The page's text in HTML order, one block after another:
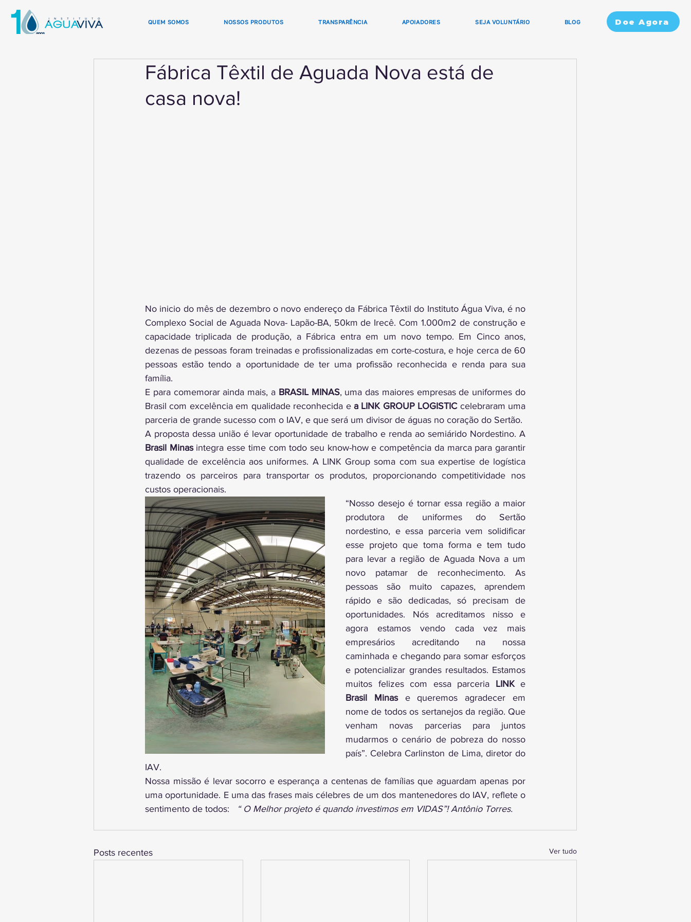
QUEM SOMOS NOSSOS PRODUTOS TRANSPARÊNCIA APOIADORES SEJA VOLUNTÁRIO BLOG Doe Agora
Fábrica Têxtil de Aguada Nova está de
casa nova!
No inicio do mês de dezembro o novo endereço da Fábrica Têxtil do Instituto Água Viva, é no
Complexo Social de Aguada Nova- Lapão-BA, 50km de Irecê. Com 1.000m2 de construção e
capacidade triplicada de produção, a Fábrica entra em um novo tempo. Em Cinco anos,
dezenas de pessoas foram treinadas e profissionalizadas em corte-costura, e hoje cerca de 60
pessoas estão tendo a oportunidade de ter uma profissão reconhecida e renda para sua
família.
E para comemorar ainda mais, a BRASIL MINAS, uma das maiores empresas de uniformes do
Brasil com excelência em qualidade reconhecida e a LINK GROUP LOGISTIC celebraram uma
parceria de grande sucesso com o IAV, e que será um divisor de águas no coração do Sertão.
Brasil Minas integra esse time com todo seu know-how e competência da marca para garantir
qualidade de excelência aos uniformes. A LINK Group soma com sua expertise de logística
trazendo os parceiros para transportar os produtos, proporcionando competitividade nos
custos operacionais.
“Nosso desejo é tornar essa região a maior
produtora de uniformes do Sertão
nordestino, e essa parceria vem solidificar
esse projeto que toma forma e tem tudo
para levar a região de Aguada Nova a um
novo patamar de reconhecimento. As
pessoas são muito capazes, aprendem
rápido e são dedicadas, só precisam de
oportunidades. Nós acreditamos nisso e
agora estamos vendo cada vez mais
empresários acreditando na nossa
caminhada e chegando para somar esforços
e potencializar grandes resultados. Estamos
muitos felizes com essa parceria LINK
Brasil Minas e queremos agradecer em
nome de todos os sertanejos da região. Que
venham novas parcerias para juntos
mudarmos o cenário de pobreza do nosso
país”. Celebra Carlinston de Lima, diretor do
IAV.
Nossa missão é levar socorro e esperança a centenas de famílias que aguardam apenas por
uma oportunidade. E uma das frases mais célebres de um dos mantenedores do IAV, reflete o
sentimento de todos:
“ O Melhor projeto é quando investimos em VIDAS”! Antônio Torres.
Posts recentes Ver tudo